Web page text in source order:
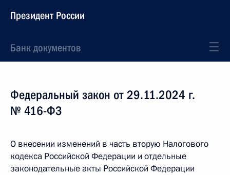
Президент России
Банк документов
Федеральный закон от 29.11.2024 г.
№ 416-ФЗ
О внесении изменений в часть вторую Налогового
кодекса Российской Федерации и отдельные
законодательные акты Российской Федерации